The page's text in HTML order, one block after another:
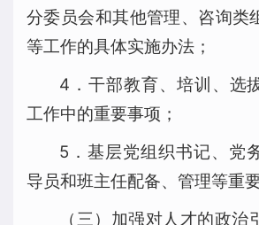
分委员会和其他管理、咨询类
等工作的具体实施办法；
4．干部教育、培训、选
工作中的重要事项；
5．基层党组织书记、党
导员和班主任配备、管理等重要
（三）加强对人才的政治